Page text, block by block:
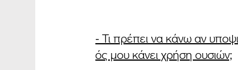
- Τι πρέπει να κάνω αν
ός μου κάνει χρήση ουσιών;